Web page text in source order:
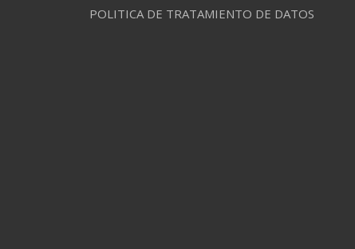
POLITICA DE TRATAMIENTO DE DATOS